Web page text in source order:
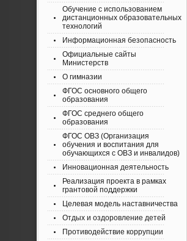
Обучение с использованием
дистанционных образовательных
технологий
Информационная безопасность
Официальные сайты
Министерств
О гимназии
ФГОС основного общего
образования
ФГОС среднего общего
образования
ФГОС ОВЗ (Организация
обучения и воспитания для
обучающихся с ОВЗ и инвалидов)
Инновационная деятельность
Реализация проекта в рамках
грантовой поддержки
Целевая модель наставничества
Отдых и оздоровление детей
Противодействие коррупции